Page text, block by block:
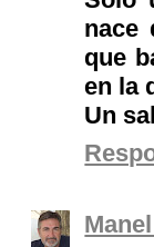
nace
que
en la
Un